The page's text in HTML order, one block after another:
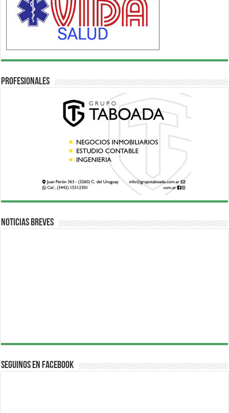
Profesionales
Noticias breves
Seguinos en Facebook